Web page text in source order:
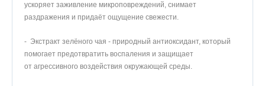
ускоряет заживление микроповреждений, снимает
раздражения и придаёт ощущение свежести.
- Экстракт зелёного чая - природный антиоксидант, который
помогает предотвратить воспаления и защищает
от агрессивного воздействия окружающей среды.